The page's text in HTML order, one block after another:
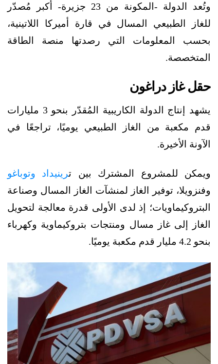
وتُعد الدولة -المكونة من 23 جزيرة- أكبر مُصدّر
للغاز الطبيعي المسال في قارة أميركا اللاتينية،
بحسب المعلومات التي رصدتها منصة الطاقة
المتخصصة.
حقل غاز دراغون
يشهد إنتاج الدولة الكاريبية المُقدّر بنحو 3 مليارات
قدم مكعبة من الغاز الطبيعي يوميًا، تراجعًا في
الآونة الأخيرة.
ويمكن للمشروع المشترك بين ترينيداد وتوباغو
وفنزويلا، توفير الغاز لمنشآت الغاز المسال وصناعة
البتروكيماويات؛ إذ لدى الأولى قدرة معالجة لتحويل
الغاز إلى غاز مسال ومنتجات بتروكيماوية وكهرباء
بنحو 4.2 مليار قدم مكعبة يوميًا.